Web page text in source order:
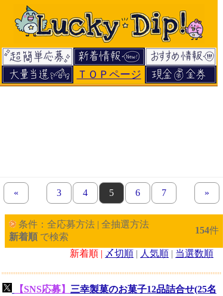
ＴＯＰページ
« previous set of pages
page
3 page
4 page
5 page
6 page
7 next
»
条件：全応募方法 | 全抽選方法
新着順 で検索
154件
新着順 | 〆切順 | 人気順 | 当選数順
【SNS応募】 三幸製菓のお菓子12品詰合せ(25名